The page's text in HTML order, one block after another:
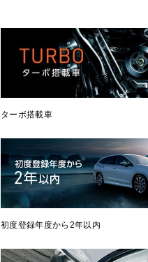
ターボ搭載車
初度登録年度から2年以内